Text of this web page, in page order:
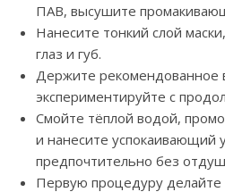
ПАВ, высушите
Нанесите тонкий слой
глаз и губ.
Держите
экспериментируйте с
Смойте тёплой водой,
и нанесите
предпочтительно без
Первую процедуру делайте